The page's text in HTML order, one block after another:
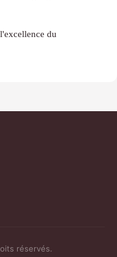
du
réservés.